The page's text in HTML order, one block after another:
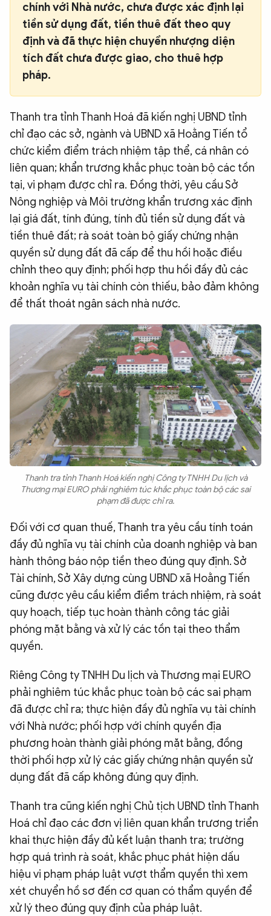
chính với Nhà nước, chưa được xác định lại
tiền sử dụng đất, tiền thuê đất theo quy
định và đã thực hiện chuyển nhượng diện
tích đất chưa được giao, cho thuê hợp
pháp.
Thanh tra tỉnh Thanh Hoá đã kiến nghị UBND tỉnh
chỉ đạo các sở, ngành và UBND xã Hoằng Tiến tổ
chức kiểm điểm trách nhiệm tập thể, cá nhân có
liên quan; khẩn trương khắc phục toàn bộ các tồn
tại, vi phạm được chỉ ra. Đồng thời, yêu cầu Sở
Nông nghiệp và Môi trường khẩn trương xác định
lại giá đất, tính đúng, tính đủ tiền sử dụng đất và
tiền thuê đất; rà soát toàn bộ giấy chứng nhận
quyền sử dụng đất đã cấp để thu hồi hoặc điều
chỉnh theo quy định; phối hợp thu hồi đầy đủ các
khoản nghĩa vụ tài chính còn thiếu, bảo đảm không
để thất thoát ngân sách nhà nước.
Thanh tra tỉnh Thanh Hoá kiến nghị Công ty TNHH Du lịch và
Thương mại EURO phải nghiêm túc khắc phục toàn bộ các sai
phạm đã được chỉ ra.
Đối với cơ quan thuế, Thanh tra yêu cầu tính toán
đầy đủ nghĩa vụ tài chính của doanh nghiệp và ban
hành thông báo nộp tiền theo đúng quy định. Sở
Tài chính, Sở Xây dựng cùng UBND xã Hoằng Tiến
cũng được yêu cầu kiểm điểm trách nhiệm, rà soát
quy hoạch, tiếp tục hoàn thành công tác giải
phóng mặt bằng và xử lý các tồn tại theo thẩm
quyền.
Riêng Công ty TNHH Du lịch và Thương mại EURO
phải nghiêm túc khắc phục toàn bộ các sai phạm
đã được chỉ ra; thực hiện đầy đủ nghĩa vụ tài chính
với Nhà nước; phối hợp với chính quyền địa
phương hoàn thành giải phóng mặt bằng, đồng
thời phối hợp xử lý các giấy chứng nhận quyền sử
dụng đất đã cấp không đúng quy định.
Thanh tra cũng kiến nghị Chủ tịch UBND tỉnh Thanh
Hoá chỉ đạo các đơn vị liên quan khẩn trương triển
khai thực hiện đầy đủ kết luận thanh tra; trường
hợp quá trình rà soát, khắc phục phát hiện dấu
hiệu vi phạm pháp luật vượt thẩm quyền thì xem
xét chuyển hồ sơ đến cơ quan có thẩm quyền để
xử lý theo đúng quy định của pháp luật.